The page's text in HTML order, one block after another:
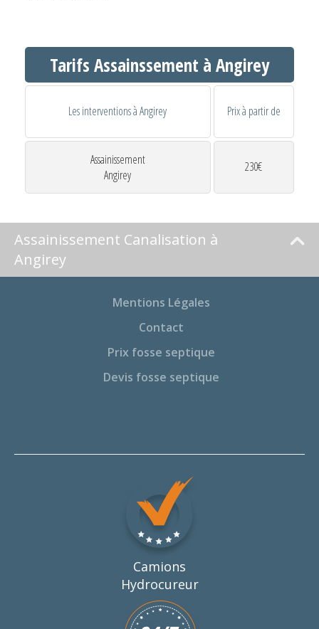
Tarifs Assainssement à Angirey
Les interventions à Angirey Prix à partir de
Assainissement
Angirey
230€
Assainissement Canalisation à
Angirey
Mentions Légales
Contact
Prix fosse septique
Devis fosse septique
Camions
Hydrocureur